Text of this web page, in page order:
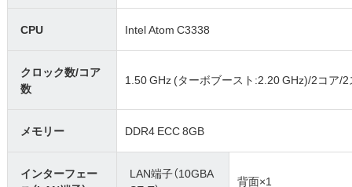
CPU Intel Atom C3338
クロック数/コア
数
1.50 GHz (ターボブースト:2.20 GHz)/2コア/
メモリー DDR4 ECC 8GB
インターフェー
LAN端子（10GBA
背面×1